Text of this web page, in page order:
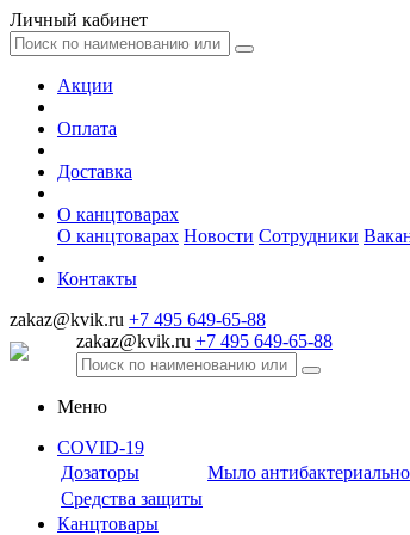
Личный кабинет
Акции
Оплата
Доставка
О канцтоварах
О канцтоварах Новости Сотрудники
Контакты
zakaz@kvik.ru +7 495 649-65-88
zakaz@kvik.ru +7 495 649-65-88
Меню
COVID-19
Дозаторы
Мыло
Средства защиты
Канцтовары